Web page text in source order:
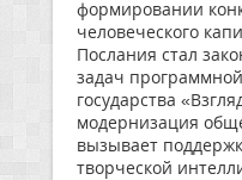
формировании
человеческого
Послания стал
задач
государства
модернизация
вызывает
творческой